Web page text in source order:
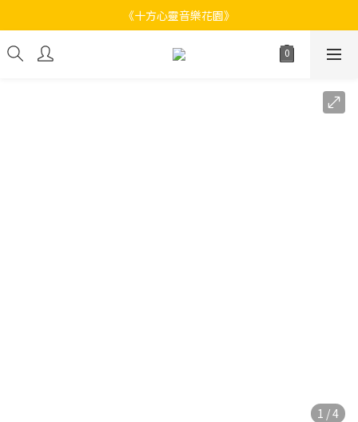
《十方心靈音樂花園》
《十方心靈音樂花園》
Welcome
1 / 4